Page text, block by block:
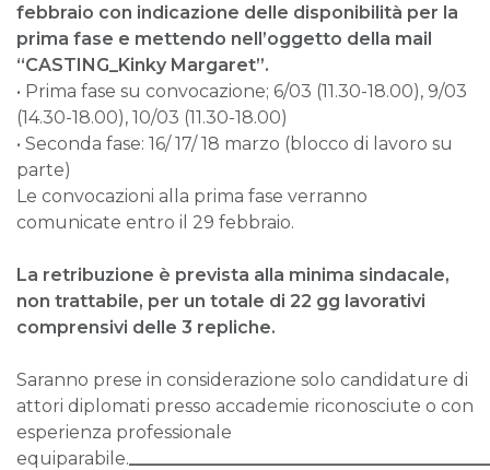
febbraio con indicazione delle disponibilità per la
prima fase e mettendo nell’oggetto della mail
“CASTING_Kinky Margaret”.
• Prima fase su convocazione; 6/03 (11.30-18.00), 9/03
(14.30-18.00), 10/03 (11.30-18.00)
• Seconda fase: 16/ 17/ 18 marzo (blocco di lavoro su
parte)
Le convocazioni alla prima fase verranno
comunicate entro il 29 febbraio.
La retribuzione è prevista alla minima sindacale,
non trattabile, per un totale di 22 gg lavorativi
comprensivi delle 3 repliche.
Saranno prese in considerazione solo candidature di
attori diplomati presso accademie riconosciute o con
esperienza professionale
equiparabile.